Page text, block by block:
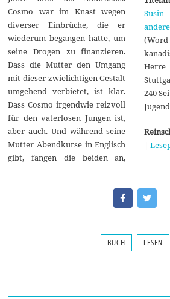
Cosmo war im Knast wegen
diverser Einbrüche, die er
wiederum begangen hatte, um
seine Drogen zu finanzieren.
Dass die Mutter den Umgang
mit dieser zwielichtigen Gestalt
umgehend verbietet, ist klar.
Dass Cosmo irgendwie reizvoll
für den vaterlosen Jungen ist,
aber auch. Und während seine
Mutter Abendkurse in Englisch
gibt, fangen die beiden an,
Herre
240
|
BUCH LESEN